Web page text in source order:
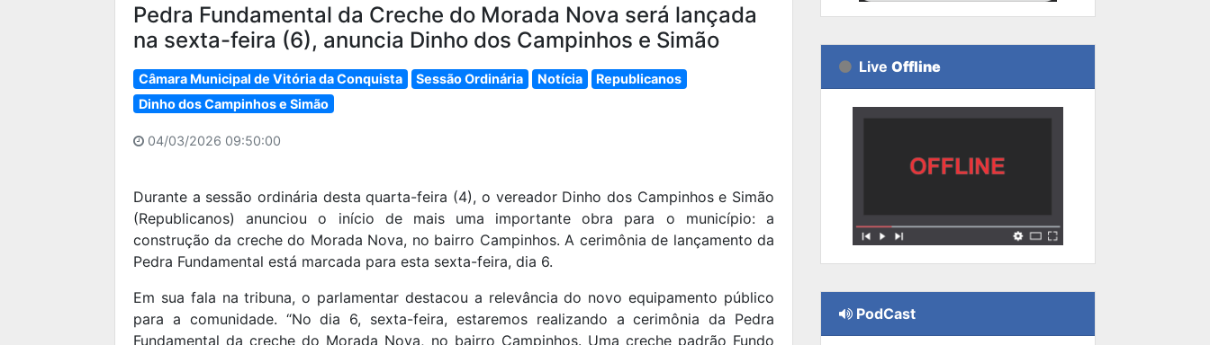
Pedra Fundamental da Creche do Morada Nova será lançada
na sexta-feira (6), anuncia Dinho dos Campinhos e Simão
Câmara Municipal de Vitória da Conquista Sessão Ordinária Notícia
Republicanos
Dinho dos Campinhos e Simão
04/03/2026 09:50:00
Durante a sessão ordinária desta quarta-feira (4), o vereador Dinho dos Campinhos e Simão
(Republicanos) anunciou o início de mais uma importante obra para o município: a
construção da creche do Morada Nova, no bairro Campinhos. A cerimônia de lançamento da
Pedra Fundamental está marcada para esta sexta-feira, dia 6.
Em sua fala na tribuna, o parlamentar destacou a relevância do novo equipamento público
para a comunidade. “No dia 6, sexta-feira, estaremos realizando a cerimônia da Pedra
Fundamental da creche do Morada Nova, no bairro Campinhos. Uma creche padrão Fundo
Live Offline
PodCast